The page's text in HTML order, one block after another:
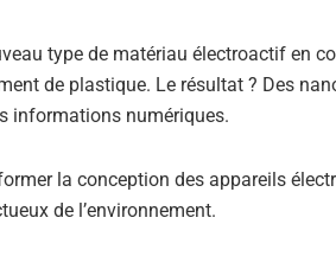
type de matériau électroactif en
de plastique. Le résultat ? Des
informations numériques.
la conception des appareils
de l’environnement.